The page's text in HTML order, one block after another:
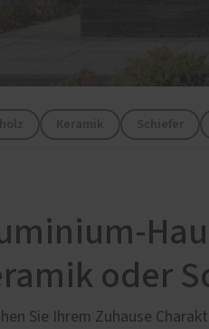
von PaX
oder
Sie Ihrem Zuhause